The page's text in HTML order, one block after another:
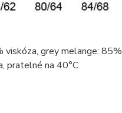
viskóza, greymelange: 85%
, pratelné na 40°C